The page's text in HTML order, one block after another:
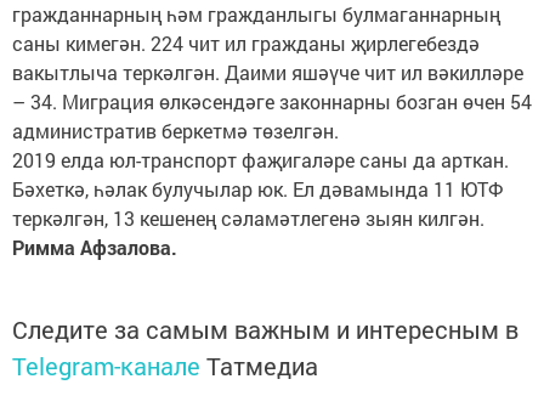
гражданнарның һәм гражданлыгы булмаганнарның
саны кимегән. 224 чит ил гражданы җирлегебездә
вакытлыча теркәлгән. Даими яшәүче чит ил вәкилләре
– 34. Миграция өлкәсендәге законнарны бозган өчен 54
административ беркетмә төзелгән.
2019 елда юл-транспорт фаҗигаләре саны да арткан.
Бәхеткә, һәлак булучылар юк. Ел дәвамында 11 ЮТФ
теркәлгән, 13 кешенең сәламәтлегенә зыян килгән.
Римма Афзалова.
Следите за самым важным и интересным в
Telegram-канале Татмедиа